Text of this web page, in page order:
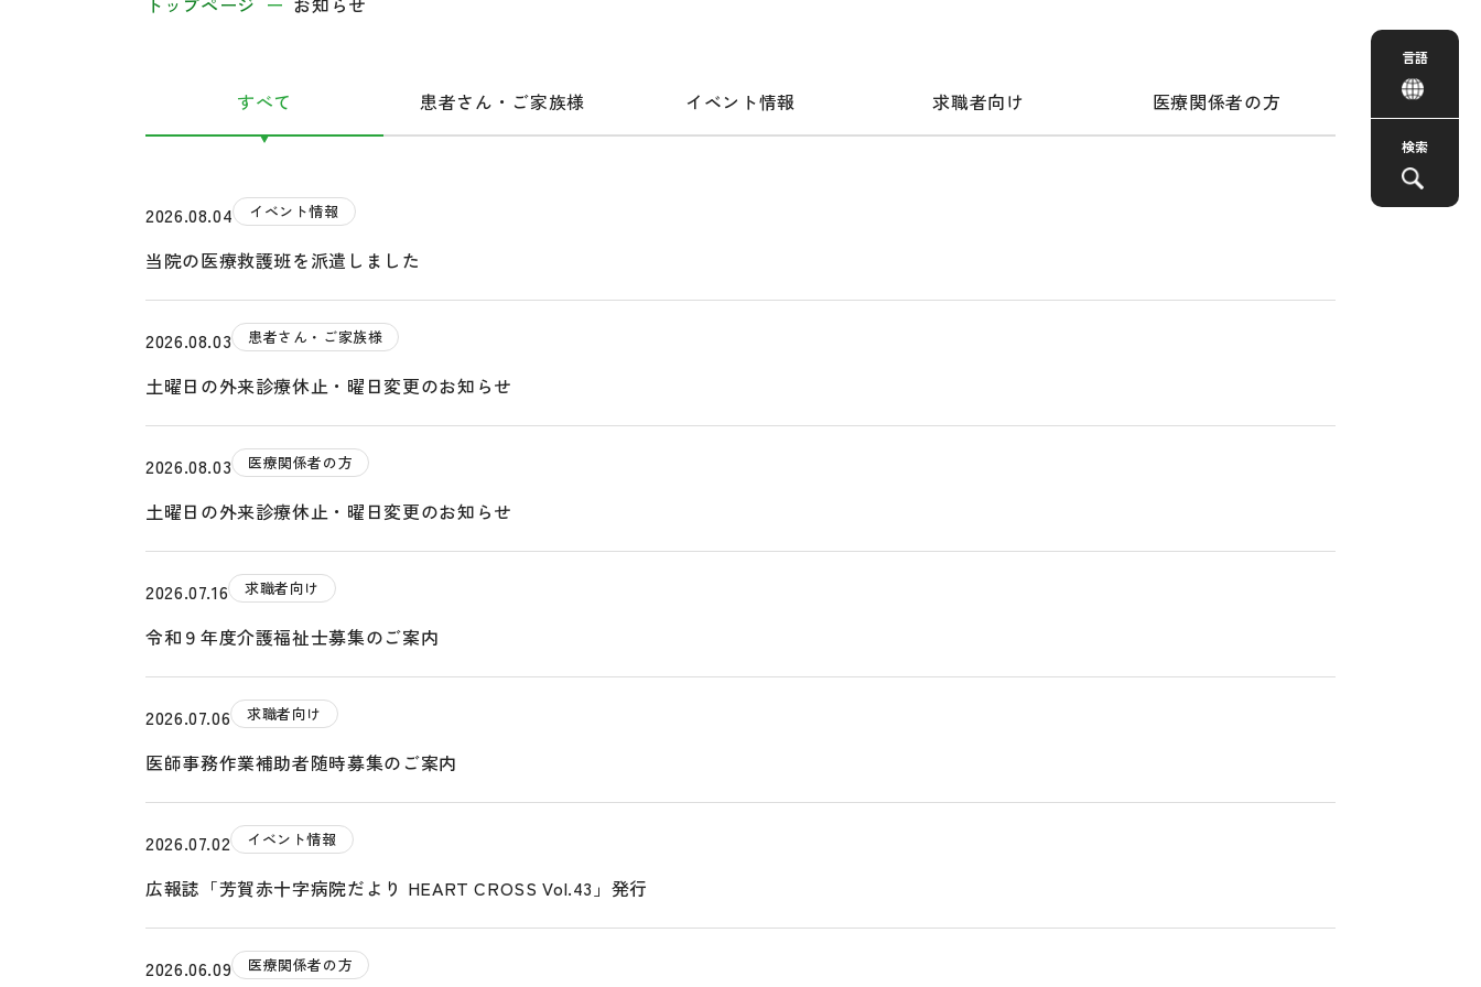
言語
検索
すべて 患者さん・ご家族様 イベント情報 求職者向け 医療関係者の方
2026.08.04 イベント情報
当院の医療救護班を派遣しました
2026.08.03 患者さん・ご家族様
土曜日の外来診療休止・曜日変更のお知らせ
2026.08.03 医療関係者の方
土曜日の外来診療休止・曜日変更のお知らせ
2026.07.16 求職者向け
令和９年度介護福祉士募集のご案内
2026.07.06 求職者向け
医師事務作業補助者随時募集のご案内
2026.07.02 イベント情報
広報誌「芳賀赤十字病院だより HEART CROSS Vol.43」発行
2026.06.09 医療関係者の方